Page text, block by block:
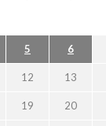
5 6
12 13
19 20